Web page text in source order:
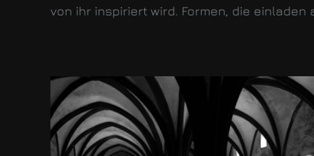
von ihr inspiriert wird. Formen, die